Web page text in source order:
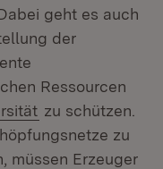
geht es auch
der
Ressourcen
(Öffnet in
zu schützen.
zu
müssen Erzeuger